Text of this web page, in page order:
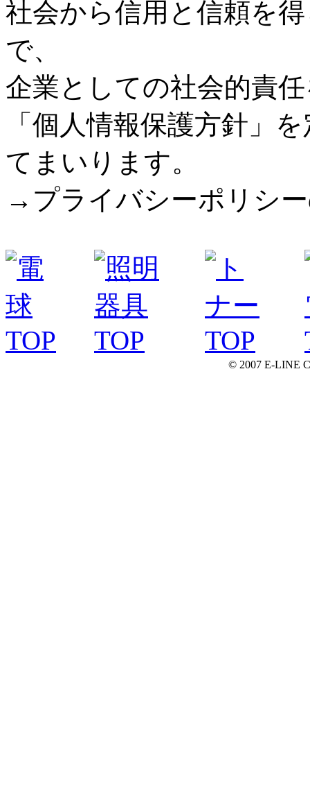
社会から信用と信頼を
で、
企業としての社会的責
「個人情報保護方針」
てまいります。
→プライバシーポリシ
© 2007 E-LINE